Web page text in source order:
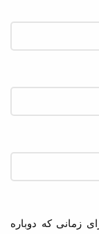
زمانی که دوباره